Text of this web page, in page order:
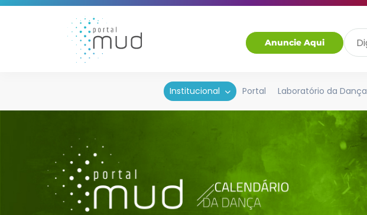
Anuncie Aqui
Institucional Portal Laboratório da Dança